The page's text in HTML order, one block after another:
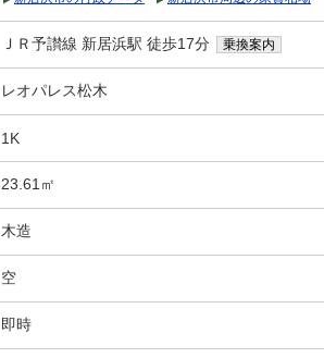
ＪＲ予讃線 新居浜駅 徒歩17分 乗換案内
レオパレス松木
1K
23.61㎡
木造
空
即時